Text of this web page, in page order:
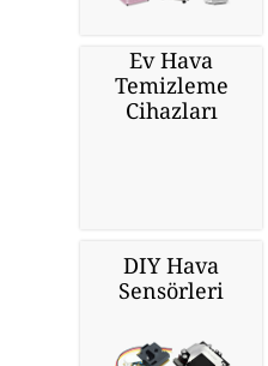
Ev Hava
Temizleme
Cihazları
DIY Hava
Sensörleri